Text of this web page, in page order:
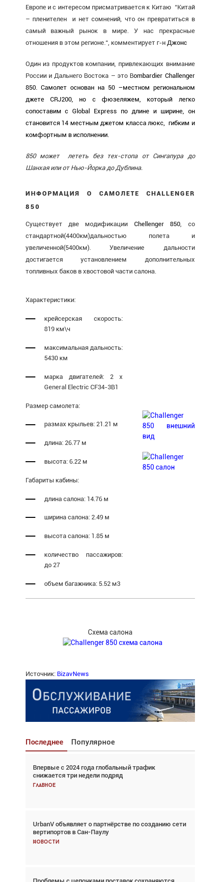
Европе и с интересом присматривается к Китаю “Китай
– пленителен и нет сомнений, что он превратиться в
самый важный рынок в мире. У нас прекрасные
отношения в этом регионе.“, комментирует г-н Джонс
Один из продуктов компании, привлекающих внимание
России и Дальнего Востока – это Bombardier Challenger
850. Самолет основан на 50 –местном региональном
джете CRJ200, но с фюзеляжем, который легко
сопоставим с Global Express по длине и ширине, он
становится 14 местным джетом класса люкс, гибким и
комфортным в исполнении.
850 может лететь без тех-стопа от Сингапура до
Шанхая или от Нью-Йорка до Дублина.
ИНФОРМАЦИЯ О САМОЛЕТЕ CHALLENGER
850
Существует две модификации Chellenger 850, со
стандартной(4400км)дальностью полета и
увеличенной(5400км). Увеличение дальности
достигается установлением дополнительных
топливных баков в хвостовой части салона.
Характеристики:
крейсерская скорость:
819 км\ч
максимальная дальность:
5430 км
марка двигателей: 2 x
General Electric CF34-3B1
Размер самолета:
размах крыльев: 21.21 м
длина: 26.77 м
высота: 6.22 м
Габариты кабины:
длина салона: 14.76 м
ширина салона: 2.49 м
высота салона: 1.85 м
количество пассажиров:
до 27
объем багажника: 5.52 м3
Схема салона
Источник: BizavNews
Последнее Популярное
Впервые с 2024 года глобальный трафик
снижается три недели подряд
Главное
UrbanV объявляет о партнёрстве по созданию сети
вертипортов в Сан-Паулу
Новости
Взгляд с высоты: тандем вертолётов и БПЛА в
спасательных операциях
Главное
Авиационный фотограф Дэйв Кох: «Фотография
говорит сама за себя... а ИИ всё портит»
Новости